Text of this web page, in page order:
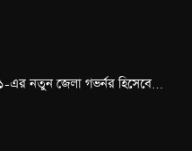
এর নতুন জেলা গভর্নর হিসেবে…